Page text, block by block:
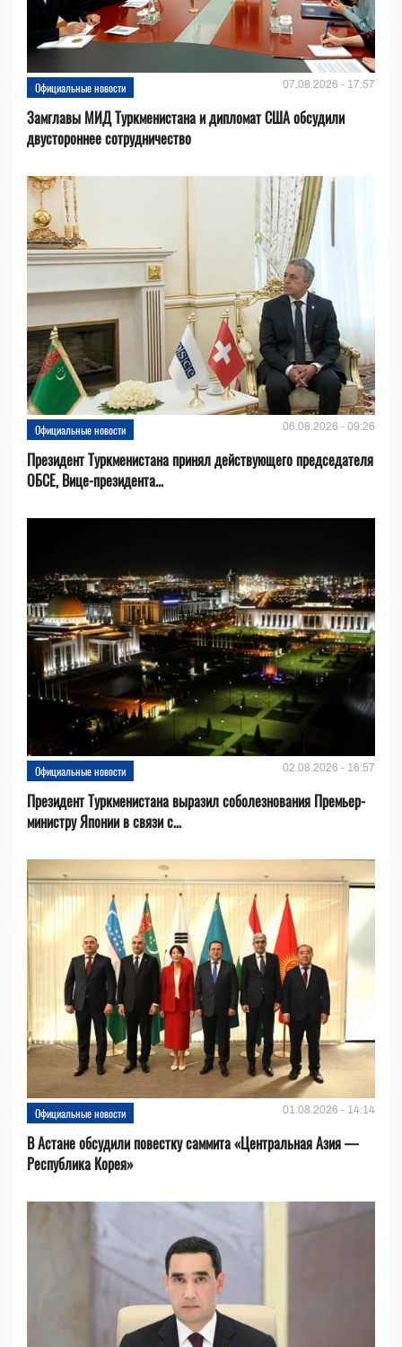
Официальные новости 07.08.2026 - 17:57
Замглавы МИД Туркменистана и дипломат США обсудили
двустороннее сотрудничество
Официальные новости 06.08.2026 - 09:26
Президент Туркменистана принял действующего председателя
ОБСЕ, Вице-президента...
Официальные новости 02.08.2026 - 16:57
Президент Туркменистана выразил соболезнования Премьер-
министру Японии в связи с...
Официальные новости 01.08.2026 - 14:14
В Астане обсудили повестку саммита «Центральная Азия —
Республика Корея»